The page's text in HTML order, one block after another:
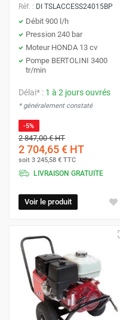
Réf. : DI TSLACCESS24015BP
Débit 900 l/h
Pression 240 bar
Moteur HONDA 13 cv
Pompe BERTOLINI 3400
tr/min
Délai* : 1 à 2 jours ouvrés
* généralement constaté
-5%
2 847,00 €HT
2 704,65 € HT
soit 3 245,58 € TTC
LIVRAISON GRATUITE
Voir le produit